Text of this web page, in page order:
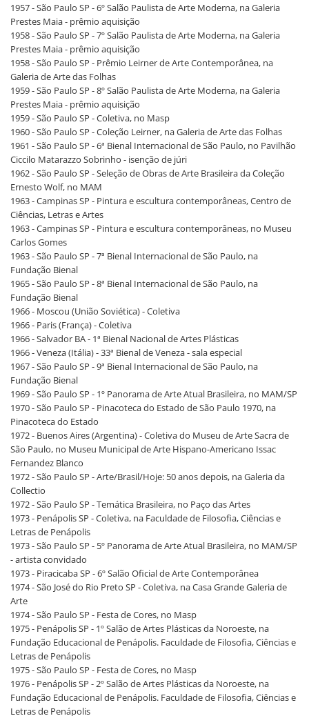
1957 - São Paulo SP - 6º Salão Paulista de Arte Moderna, na Galeria
Prestes Maia - prêmio aquisição
1958 - São Paulo SP - 7º Salão Paulista de Arte Moderna, na Galeria
Prestes Maia - prêmio aquisição
1958 - São Paulo SP - Prêmio Leirner de Arte Contemporânea, na
Galeria de Arte das Folhas
1959 - São Paulo SP - 8º Salão Paulista de Arte Moderna, na Galeria
Prestes Maia - prêmio aquisição
1959 - São Paulo SP - Coletiva, no Masp
1960 - São Paulo SP - Coleção Leirner, na Galeria de Arte das Folhas
1961 - São Paulo SP - 6ª Bienal Internacional de São Paulo, no Pavilhão
Ciccilo Matarazzo Sobrinho - isenção de júri
1962 - São Paulo SP - Seleção de Obras de Arte Brasileira da Coleção
Ernesto Wolf, no MAM
1963 - Campinas SP - Pintura e escultura contemporâneas, Centro de
Ciências, Letras e Artes
1963 - Campinas SP - Pintura e escultura contemporâneas, no Museu
Carlos Gomes
1963 - São Paulo SP - 7ª Bienal Internacional de São Paulo, na
Fundação Bienal
1965 - São Paulo SP - 8ª Bienal Internacional de São Paulo, na
Fundação Bienal
1966 - Moscou (União Soviética) - Coletiva
1966 - Paris (França) - Coletiva
1966 - Salvador BA - 1ª Bienal Nacional de Artes Plásticas
1966 - Veneza (Itália) - 33ª Bienal de Veneza - sala especial
1967 - São Paulo SP - 9ª Bienal Internacional de São Paulo, na
Fundação Bienal
1969 - São Paulo SP - 1º Panorama de Arte Atual Brasileira, no MAM/SP
1970 - São Paulo SP - Pinacoteca do Estado de São Paulo 1970, na
Pinacoteca do Estado
1972 - Buenos Aires (Argentina) - Coletiva do Museu de Arte Sacra de
São Paulo, no Museu Municipal de Arte Hispano-Americano Issac
Fernandez Blanco
1972 - São Paulo SP - Arte/Brasil/Hoje: 50 anos depois, na Galeria da
Collectio
1972 - São Paulo SP - Temática Brasileira, no Paço das Artes
1973 - Penápolis SP - Coletiva, na Faculdade de Filosofia, Ciências e
Letras de Penápolis
1973 - São Paulo SP - 5º Panorama de Arte Atual Brasileira, no MAM/SP
- artista convidado
1973 - Piracicaba SP - 6º Salão Oficial de Arte Contemporânea
1974 - São José do Rio Preto SP - Coletiva, na Casa Grande Galeria de
Arte
1974 - São Paulo SP - Festa de Cores, no Masp
1975 - Penápolis SP - 1º Salão de Artes Plásticas da Noroeste, na
Fundação Educacional de Penápolis. Faculdade de Filosofia, Ciências e
Letras de Penápolis
1975 - São Paulo SP - Festa de Cores, no Masp
1976 - Penápolis SP - 2º Salão de Artes Plásticas da Noroeste, na
Fundação Educacional de Penápolis. Faculdade de Filosofia, Ciências e
Letras de Penápolis